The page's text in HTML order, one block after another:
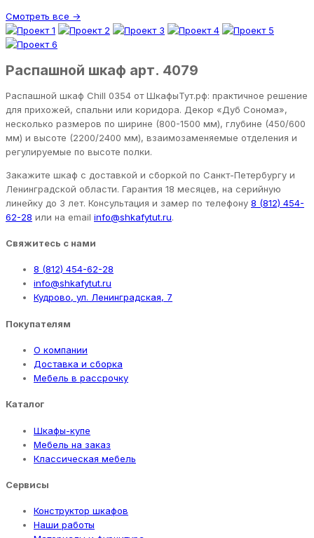
Смотреть все →
Распашной шкаф арт. 4079
Распашной шкаф Chill 0354 от ШкафыТут.рф: практичное решение
для прихожей, спальни или коридора. Декор «Дуб Сонома»,
несколько размеров по ширине (800-1500 мм), глубине (450/600
мм) и высоте (2200/2400 мм), взаимозаменяемые отделения и
регулируемые по высоте полки.
Закажите шкаф с доставкой и сборкой по Санкт-Петербургу и
Ленинградской области. Гарантия 18 месяцев, на серийную
линейку до 3 лет. Консультация и замер по телефону 8 (812) 454-
62-28 или на email info@shkafytut.ru.
Свяжитесь с нами
8 (812) 454-62-28
info@shkafytut.ru
Кудрово, ул. Ленинградская, 7
Покупателям
О компании
Доставка и сборка
Мебель в рассрочку
Каталог
Шкафы-купе
Мебель на заказ
Классическая мебель
Сервисы
Конструктор шкафов
Наши работы